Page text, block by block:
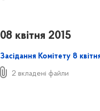
08 квітня 2015
Засідання Комітету 8
2 вкладені файли